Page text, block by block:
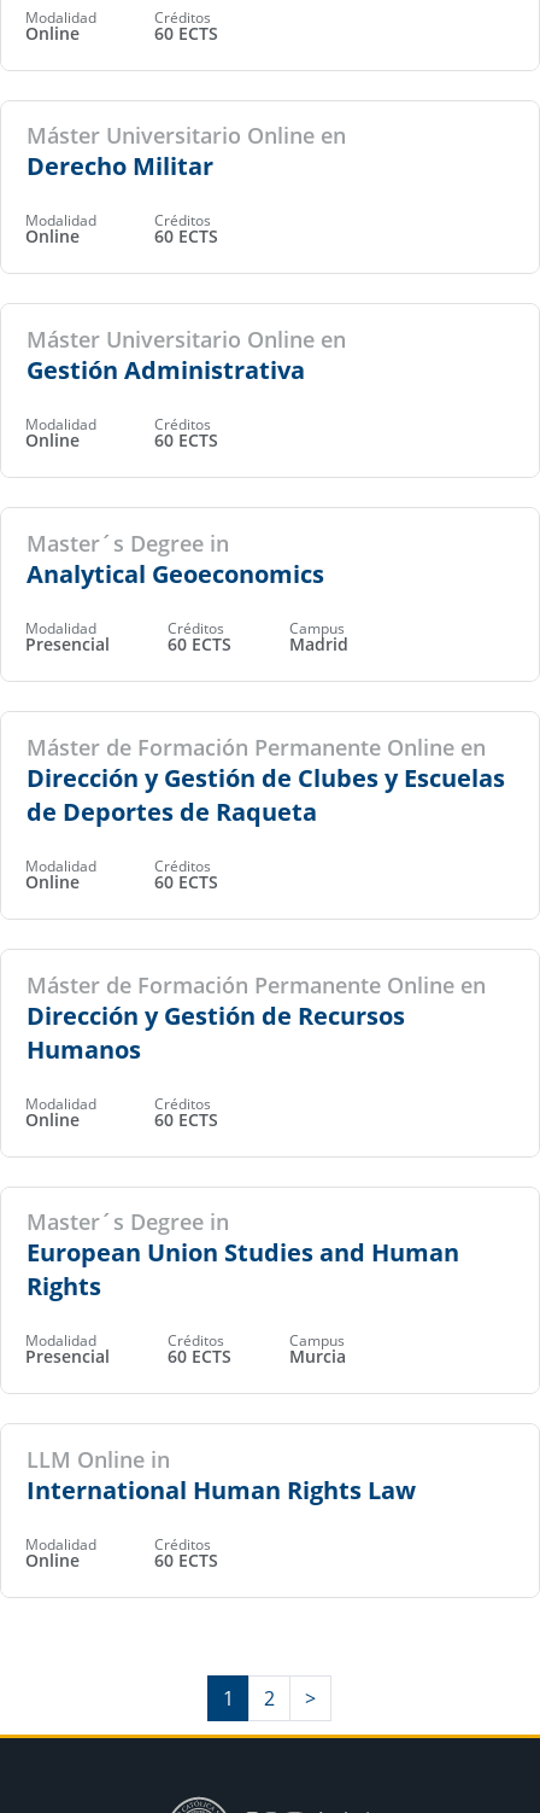
Modalidad
Online
Créditos
60 ECTS
Máster Universitario Online en
Derecho Militar
Modalidad
Online
Créditos
60 ECTS
Máster Universitario Online en
Gestión Administrativa
Modalidad
Online
Créditos
60 ECTS
Master´s Degree in
Analytical Geoeconomics
Modalidad
Presencial
Créditos
60 ECTS
Campus
Madrid
Máster de Formación Permanente Online en
Dirección y Gestión de Clubes y Escuelas
de Deportes de Raqueta
Modalidad
Online
Créditos
60 ECTS
Máster de Formación Permanente Online en
Dirección y Gestión de Recursos
Humanos
Modalidad
Online
Créditos
60 ECTS
Master´s Degree in
European Union Studies and Human
Rights
Modalidad
Presencial
Créditos
60 ECTS
Campus
Murcia
LLM Online in
International Human Rights Law
Modalidad
Online
Créditos
60 ECTS
1 2 >